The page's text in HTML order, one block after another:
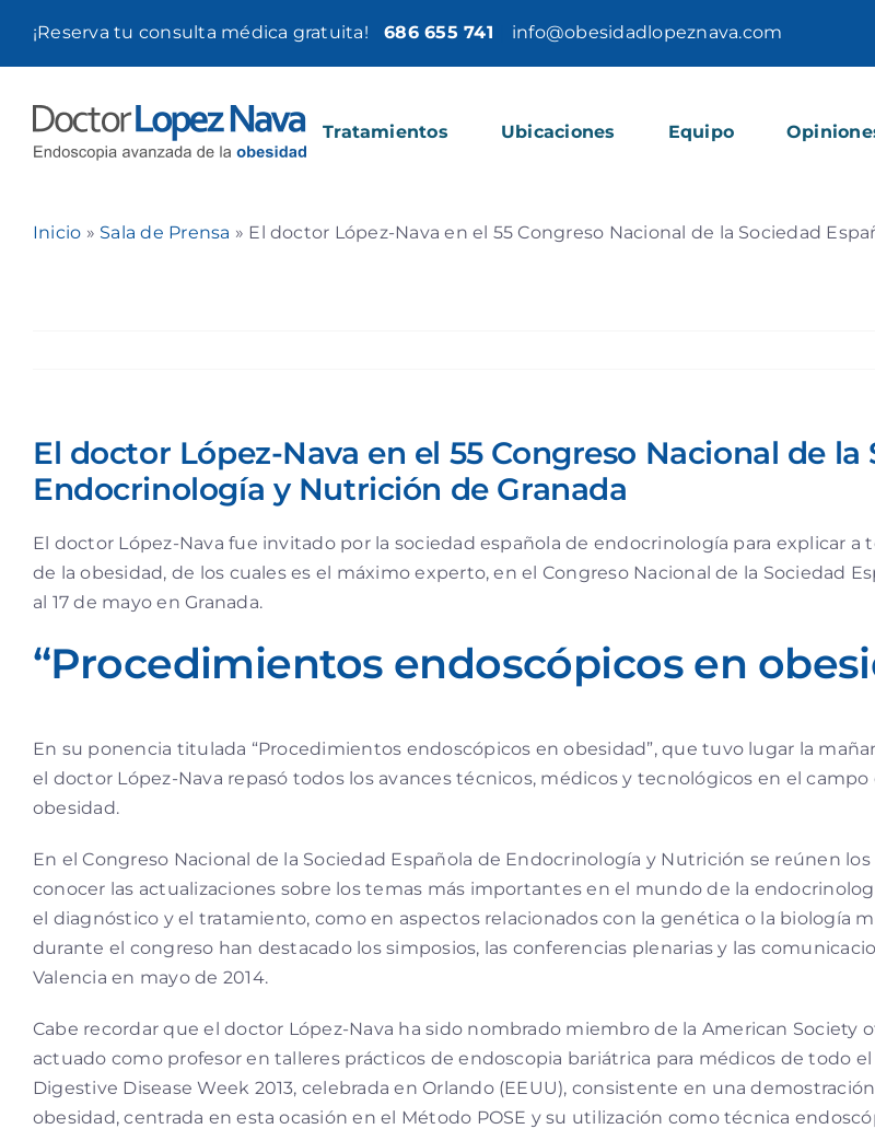
contenido
¡Reserva tu consulta médica gratuita! 686 655 741 info@obesidadlopeznava.com
Tratamientos Ubicaciones Equipo
Inicio » Sala de Prensa » El doctor López-Nava en el 55 Congreso Nacional de la Sociedad
El doctor López-Nava en el 55 Congreso Nacional de
Endocrinología y Nutrición de Granada
El doctor López-Nava fue invitado por la sociedad española de endocrinología para explicar
de la obesidad, de los cuales es el máximo experto, en el Congreso Nacional de la Sociedad
al 17 de mayo en Granada.
“Procedimientos endoscópicos en
En su ponencia titulada “Procedimientos endoscópicos en obesidad”, que tuvo lugar la
el doctor López-Nava repasó todos los avances técnicos, médicos y tecnológicos en el
obesidad.
En el Congreso Nacional de la Sociedad Española de Endocrinología y Nutrición se reúnen
conocer las actualizaciones sobre los temas más importantes en el mundo de la
el diagnóstico y el tratamiento, como en aspectos relacionados con la genética o la biología
durante el congreso han destacado los simposios, las conferencias plenarias y las
Valencia en mayo de 2014.
Cabe recordar que el doctor López-Nava ha sido nombrado miembro de la American Society
actuado como profesor en talleres prácticos de endoscopia bariátrica para médicos de todo
Digestive Disease Week 2013, celebrada en Orlando (EEUU), consistente en una
obesidad, centrada en esta ocasión en el Método POSE y su utilización como técnica